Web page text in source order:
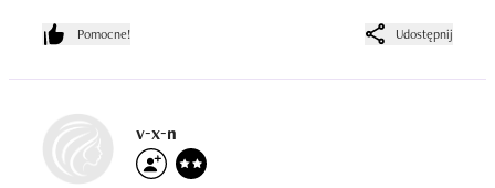
Używam tego produktu od: 2 miesiące
Ilość zużytych opakowań: 2 całe
Pomocne! Udostępnij
v-x-n